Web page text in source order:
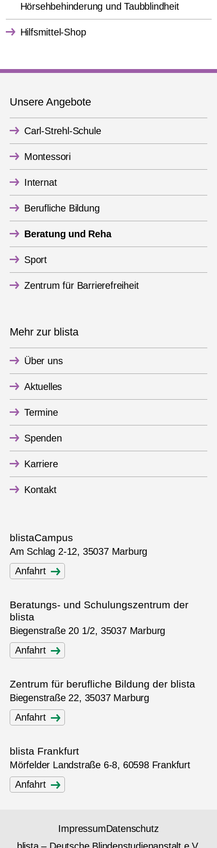
Hörsehbehinderung und Taubblindheit
Hilfsmittel-Shop
Unsere Angebote
Carl-Strehl-Schule
Montessori
Internat
Berufliche Bildung
Beratung und Reha
Sport
Zentrum für Barrierefreiheit
Mehr zur blista
Über uns
Aktuelles
Termine
Spenden
Karriere
Kontakt
blistaCampus
Am Schlag 2-12, 35037 Marburg
Anfahrt
Beratungs- und Schulungszentrum der
blista
Biegenstraße 20 1/2, 35037 Marburg
Anfahrt
Zentrum für berufliche Bildung der blista
Biegenstraße 22, 35037 Marburg
Anfahrt
blista Frankfurt
Mörfelder Landstraße 6-8, 60598 Frankfurt
Anfahrt
ImpressumDatenschutz